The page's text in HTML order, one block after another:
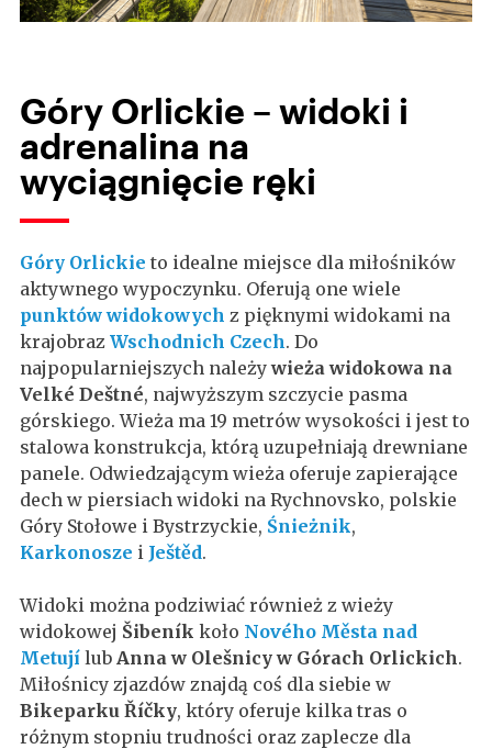
Góry Orlickie – widoki i
adrenalina na
wyciągnięcie ręki
Góry Orlickie to idealne miejsce dla miłośników
aktywnego wypoczynku. Oferują one wiele
punktów widokowych z pięknymi widokami na
krajobraz Wschodnich Czech. Do
najpopularniejszych należywieża widokowa na
Velké Deštné, najwyższym szczycie pasma
górskiego. Wieża ma 19 metrów wysokości i jest to
stalowa konstrukcja, którą uzupełniają drewniane
panele. Odwiedzającym wieża oferuje zapierające
dech w piersiach widoki na Rychnovsko, polskie
Góry Stołowe i Bystrzyckie, Śnieżnik,
Karkonosze i Ještěd.
Widoki można podziwiać również z wieży
widokowej Šibeník koło Nového Města nad
Metují lub Anna w Olešnicy w Górach Orlickich.
Miłośnicy zjazdów znajdą coś dla siebie w
Bikeparku Říčky, który oferuje kilka tras o
różnym stopniu trudności oraz zaplecze dla